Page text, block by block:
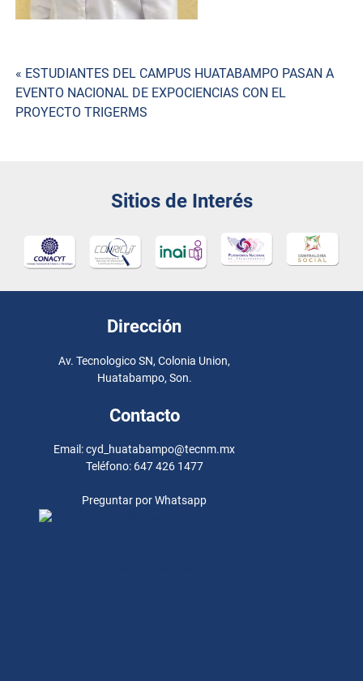
Navegación
de
« ESTUDIANTES DEL CAMPUS HUATABAMPO PASAN A
EVENTO NACIONAL DE EXPOCIENCIAS CON EL
PROYECTO TRIGERMS
Sitios de Interés
Dirección
Av. Tecnologico SN, Colonia Union,
Huatabampo, Son.
Contacto
Email: cyd_huatabampo@tecnm.mx
Teléfono: 647 426 1477
Preguntar por Whatsapp